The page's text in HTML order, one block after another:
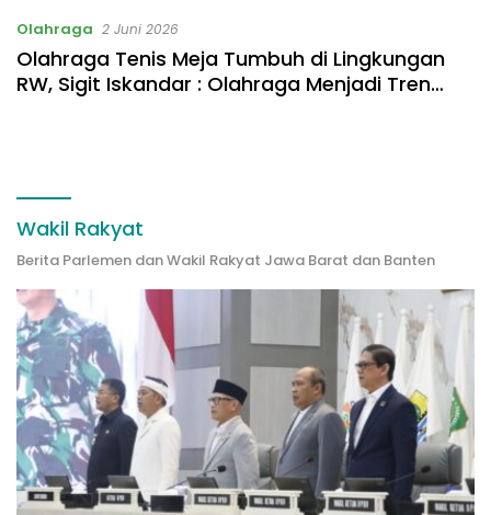
Olahraga 2 Juni 2026
Olahraga Tenis Meja Tumbuh di Lingkungan
RW, Sigit Iskandar : Olahraga Menjadi Tren
Wakil Rakyat
Berita Parlemen dan Wakil Rakyat Jawa Barat dan Banten